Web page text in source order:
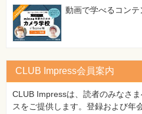
⼀
覧
動画で学べるコンテ
CLUB Impress会員案内
CLUB Impressは、読者のみなさ
スをご提供します。登録および年